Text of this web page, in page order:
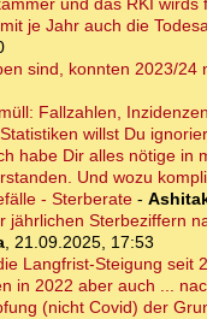
und das RKI wirds
je Jahr auch die
sind, konnten 2023/24
Fallzahlen,
willst Du
habe Dir alles nötige in
Und wozu
- Sterberate-
jährlichen Sterbeziffern
, 21.09.2025, 17:53
Langfrist-Steigung seit
in 2022 aber auch ...
(nicht Covid) der